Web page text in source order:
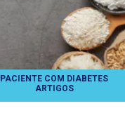
PACIENTE COM DIABETES
ARTIGOS